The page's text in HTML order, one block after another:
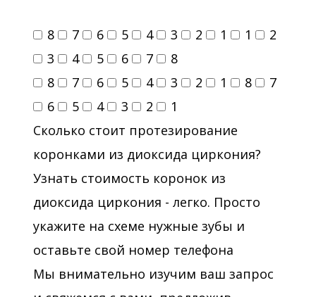
8 7 6 5 4 3 2 1 1
2
3
4 5 6 7
8
8
7 6 5 4 3 2 1 8
7
6
5 4 3 2
1
Сколько стоит протезирование
коронками из диоксида циркония?
Узнать стоимость коронок из
диоксида циркония - легко. Просто
укажите на схеме нужные зубы и
оставьте свой номер телефона
Мы внимательно изучим ваш запрос